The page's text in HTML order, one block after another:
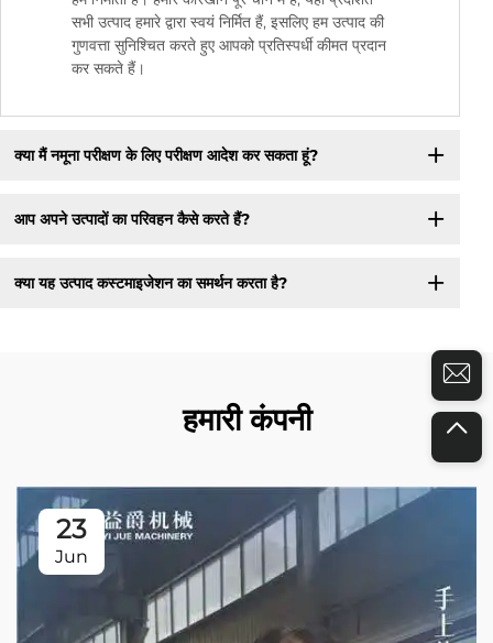
सभी उत्पाद हमारे द्वारा स्वयं निर्मित हैं, इसलिए हम उत्पाद की
गुणवत्ता सुनिश्चित करते हुए आपको प्रतिस्पर्धी कीमत प्रदान
कर सकते हैं।
क्या मैं नमूना परीक्षण के लिए परीक्षण आदेश कर सकता हूं?
आप अपने उत्पादों का परिवहन कैसे करते हैं?
क्या यह उत्पाद कस्टमाइजेशन का समर्थन करता है?
हमारी कंपनी
23
Jun